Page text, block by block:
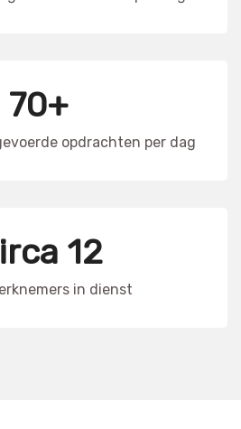
70+
opdrachten per dag
12
in dienst